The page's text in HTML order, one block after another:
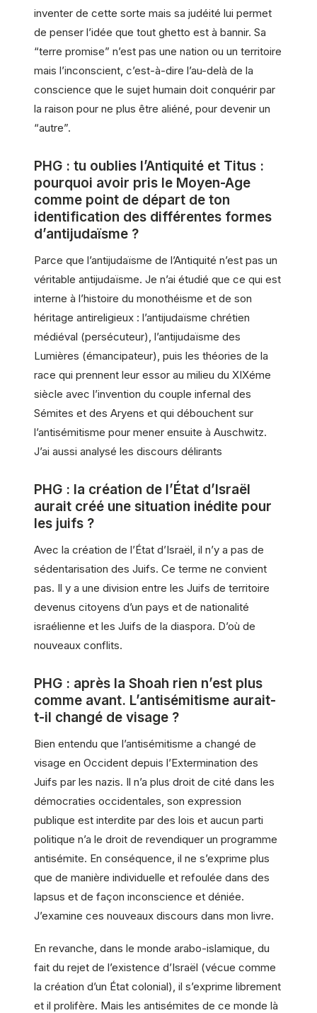
inventer de cette sorte mais sa judéité lui permet
de penser l’idée que tout ghetto est à bannir. Sa
“terre promise” n’est pas une nation ou un territoire
mais l’inconscient, c’est-à-dire l’au-delà de la
conscience que le sujet humain doit conquérir par
la raison pour ne plus être aliéné, pour devenir un
“autre”.
PHG : tu oublies l’Antiquité et Titus :
pourquoi avoir pris le Moyen-Age
comme point de départ de ton
identification des différentes formes
d’antijudaïsme ?
Parce que l’antijudaïsme de l’Antiquité n’est pas un
véritable antijudaïsme. Je n’ai étudié que ce qui est
interne à l’histoire du monothéisme et de son
héritage antireligieux : l’antijudaïsme chrétien
médiéval (persécuteur), l’antijudaïsme des
Lumières (émancipateur), puis les théories de la
race qui prennent leur essor au milieu du XIXéme
siècle avec l’invention du couple infernal des
Sémites et des Aryens et qui débouchent sur
l’antisémitisme pour mener ensuite à Auschwitz.
J’ai aussi analysé les discours délirants
PHG : la création de l’État d’Israël
aurait créé une situation inédite pour
les juifs ?
Avec la création de l’État d’Israël, il n’y a pas de
sédentarisation des Juifs. Ce terme ne convient
pas. Il y a une division entre les Juifs de territoire
devenus citoyens d’un pays et de nationalité
israélienne et les Juifs de la diaspora. D’où de
nouveaux conflits.
PHG : après la Shoah rien n’est plus
comme avant. L’antisémitisme aurait-
t-il changé de visage ?
Bien entendu que l’antisémitisme a changé de
visage en Occident depuis l’Extermination des
Juifs par les nazis. Il n’a plus droit de cité dans les
démocraties occidentales, son expression
publique est interdite par des lois et aucun parti
politique n’a le droit de revendiquer un programme
antisémite. En conséquence, il ne s’exprime plus
que de manière individuelle et refoulée dans des
lapsus et de façon inconscience et déniée.
J’examine ces nouveaux discours dans mon livre.
En revanche, dans le monde arabo-islamique, du
fait du rejet de l’existence d’Israël (vécue comme
la création d’un État colonial), il s’exprime librement
et il prolifère. Mais les antisémites de ce monde là